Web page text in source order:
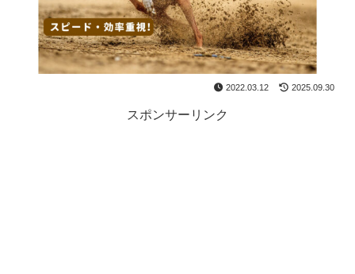
2022.03.12 2025.09.30
スポンサーリンク